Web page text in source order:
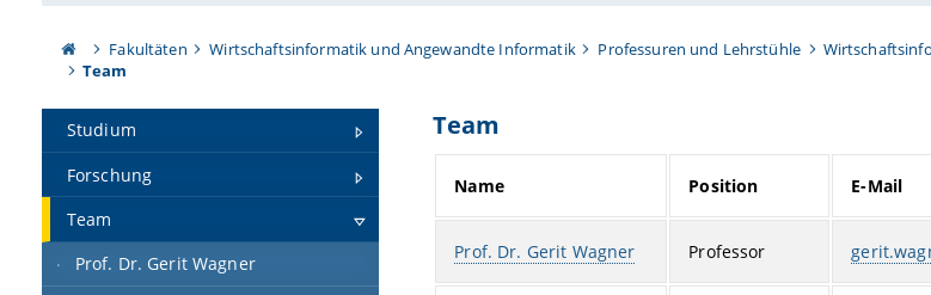
Fakultäten Wirtschaftsinformatik und Angewandte Informatik Professuren und Lehrstühle
Team
Studium
Forschung
Team
Prof. Dr. Gerit Wagner
Team
Name Position E-Mail
Prof. Dr. Gerit Wagner Professor